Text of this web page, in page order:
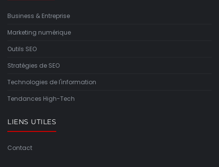
Business & Entreprise
Marketing numérique
Outils SEO
Stratégies de SEO
Technologies de l'information
Tendances High-Tech
LIENS UTILES
Contact